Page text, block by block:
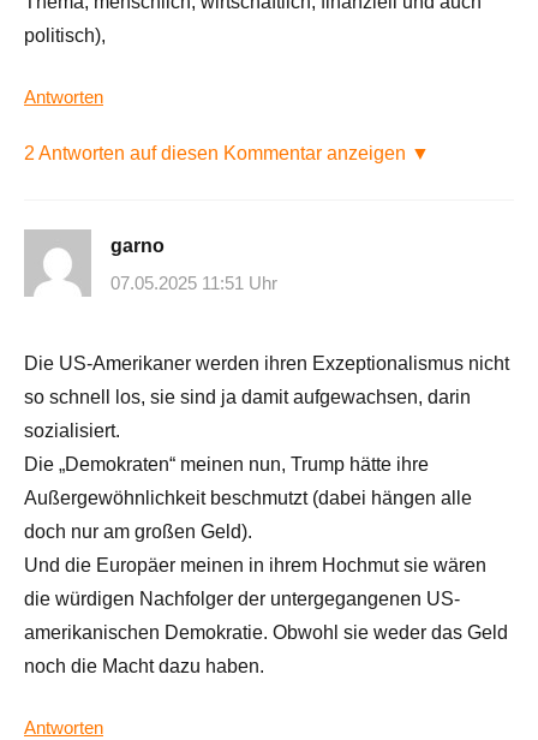
politisch),
Antworten
2 Antworten auf diesen Kommentar anzeigen ▼
garno
07.05.2025 11:51 Uhr
Die US-Amerikaner werden ihren Exzeptionalismus nicht
so schnell los, sie sind ja damit aufgewachsen, darin
sozialisiert.
Die „Demokraten“ meinen nun, Trump hätte ihre
Außergewöhnlichkeit beschmutzt (dabei hängen alle
doch nur am großen Geld).
Und die Europäer meinen in ihrem Hochmut sie wären
die würdigen Nachfolger der untergegangenen US-
amerikanischen Demokratie. Obwohl sie weder das Geld
noch die Macht dazu haben.
Antworten